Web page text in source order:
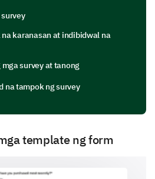
karanasan at indibidwal na
survey at tanong
na tampok ng survey
template ng form